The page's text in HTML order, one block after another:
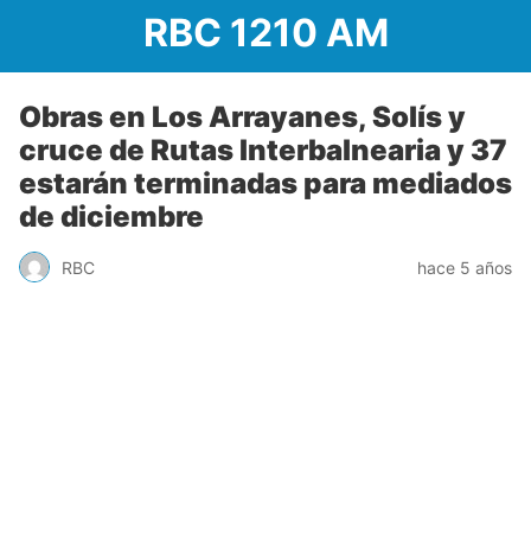
RBC 1210 AM
Obras en Los Arrayanes, Solís y
cruce de Rutas Interbalnearia y 37
estarán terminadas para mediados
de diciembre
RBC hace 5 años